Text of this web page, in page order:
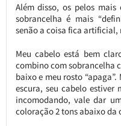
Além disso, os pelos mais
sobrancelha é mais
senão a coisa fica artificial,
Meu cabelo está bem
combino com sobrancelha
baixo e meu rosto
escura, seu cabelo
incomodando, vale dar
coloração 2 tons abaixo da